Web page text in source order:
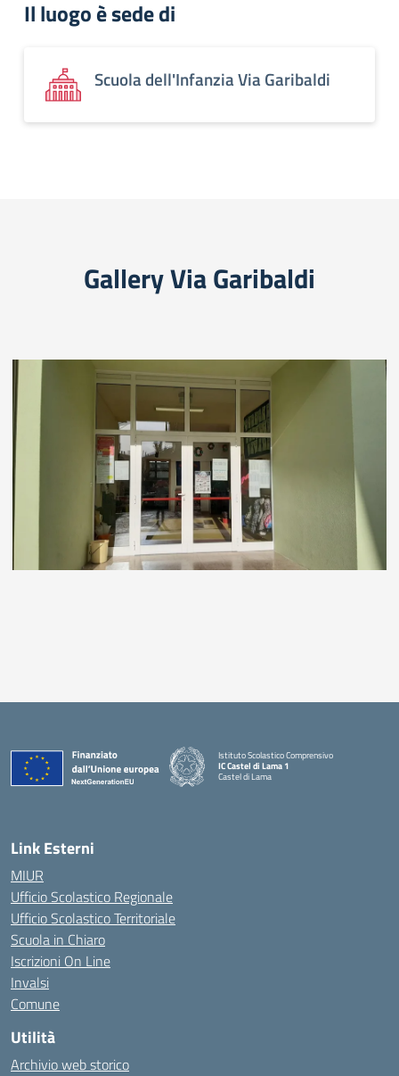
Il luogo è sede di
Scuola dell'Infanzia Via Garibaldi
Gallery Via Garibaldi
Istituto Scolastico Comprensivo
IC Castel di Lama 1
Castel di Lama
Link Esterni
MIUR
Ufficio Scolastico Regionale
Ufficio Scolastico Territoriale
Scuola in Chiaro
Iscrizioni On Line
Invalsi
Comune
Utilità
Archivio web storico